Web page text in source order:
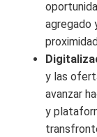
agregado
y las
avanzar
y